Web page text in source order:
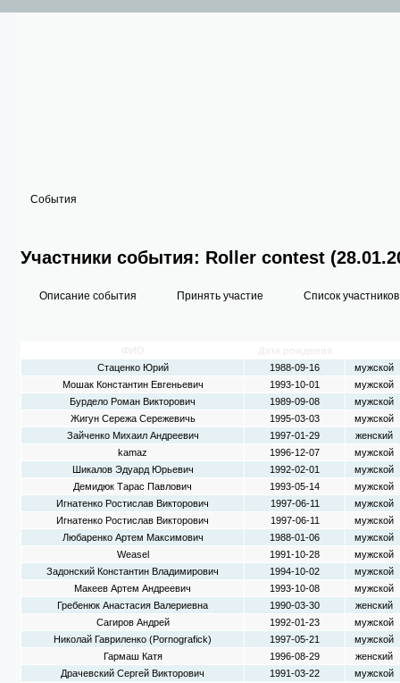
События
Участники события: Roller contest
Описание события Принять участие Список участников
Стаценко Юрий
1988-09-16
мужской
Мошак Константин Евгеньевич
1993-10-01
мужской
Бурдело Роман Викторович
1989-09-08
мужской
Жигун Сережа Сережевичь
1995-03-03
мужской
Зайченко Михаил Андреевич
1997-01-29
женский
kamaz
1996-12-07
мужской
Шикалов Эдуард Юрьевич
1992-02-01
мужской
Демидюк Тарас Павлович
1993-05-14
мужской
Игнатенко Ростислав Викторович
1997-06-11
мужской
Игнатенко Ростислав Викторович
1997-06-11
мужской
Любаренко Артем Максимович
1988-01-06
мужской
Weasel
1991-10-28
мужской
Задонский Константин Владимирович
1994-10-02
мужской
Макеев Артем Андреевич
1993-10-08
мужской
Гребенюк Анастасия Валериевна
1990-03-30
женский
Сагиров Андрей
1992-01-23
мужской
Николай Гавриленко (Pornografick)
1997-05-21
мужской
Гармаш Катя
1996-08-29
женский
Драчевский Сергей Викторович
1991-03-22
мужской